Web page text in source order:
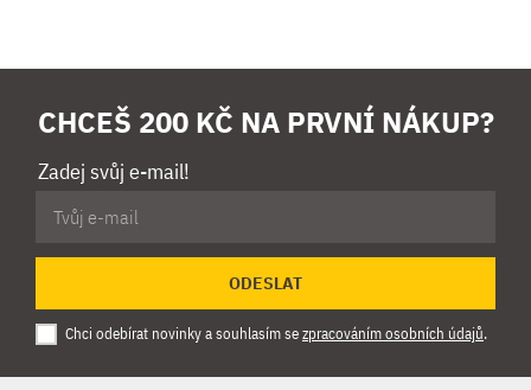
CHCEŠ 200 KČ NA PRVNÍ NÁKUP?
Zadej svůj e-mail!
ODESLAT
Chci odebírat novinky a souhlasím sezpracováním osobních údajů.